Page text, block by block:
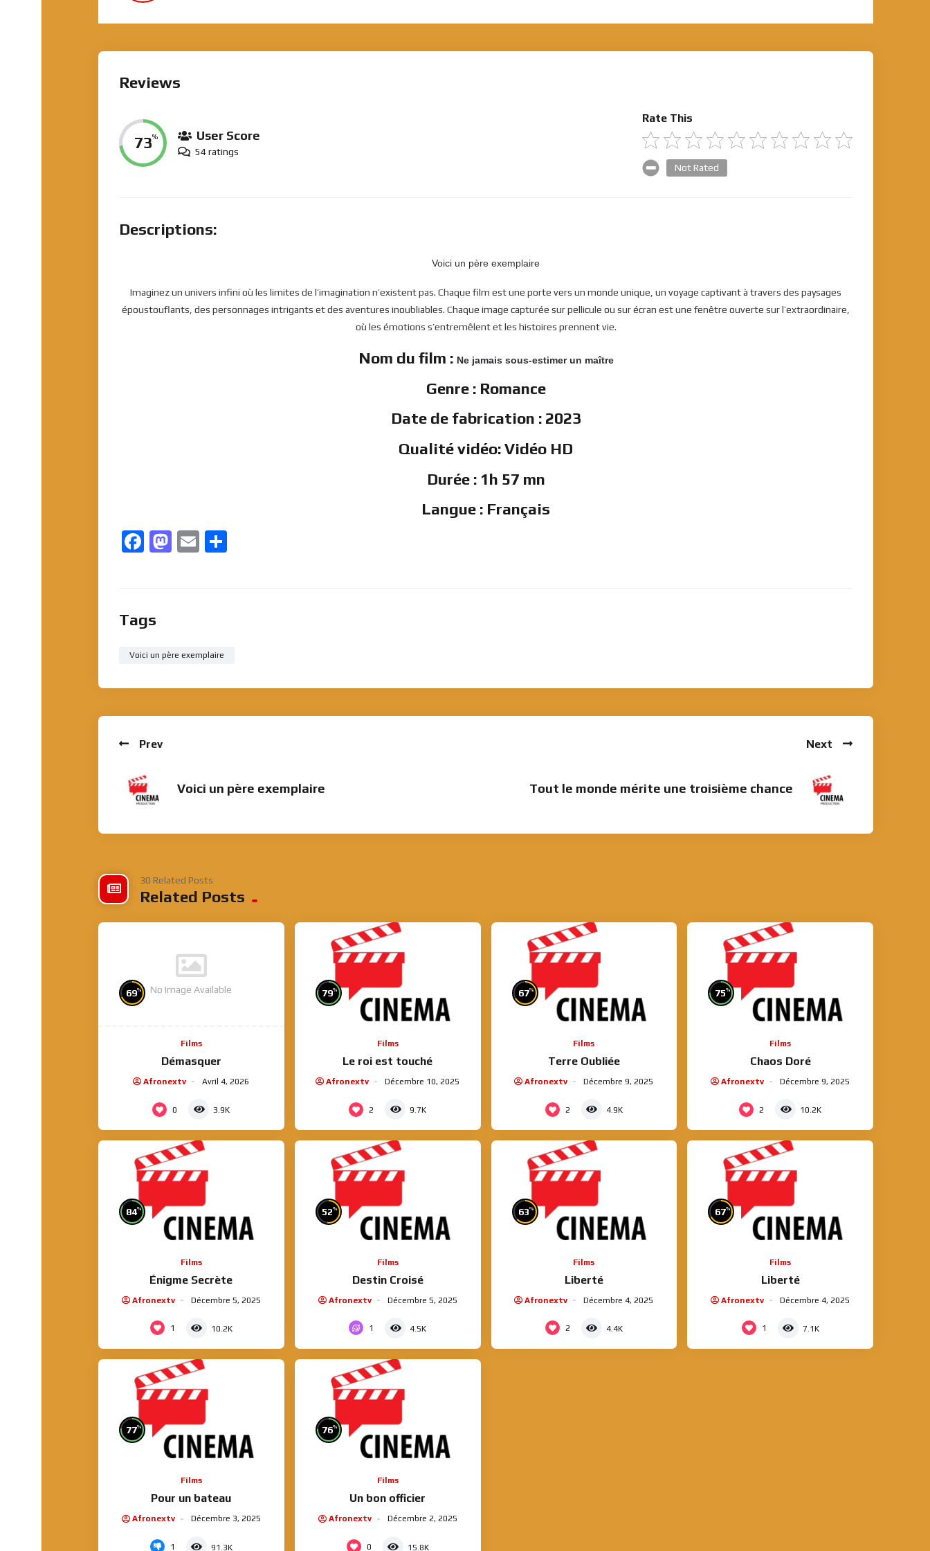
Reviews
73% User Score
54 ratings
Rate This
Not Rated
Descriptions:
Voici un père exemplaire
Imaginez un univers infini où les limites de l’imagination n’existent pas. Chaque film est une porte vers un monde unique, un voyage captivant à travers des paysages
époustouflants, des personnages intrigants et des aventures inoubliables. Chaque image capturée sur pellicule ou sur écran est une fenêtre ouverte sur l’extraordinaire,
où les émotions s’entremêlent et les histoires prennent vie.
Nom du film : Ne jamais sous-estimer un maître
Genre : Romance
Date de fabrication : 2023
Qualité vidéo: Vidéo HD
Durée : 1h 57 mn
Langue : Français
Facebook
Mastodon
Email
Tags
Voici un père exemplaire
Prev
Voici un père exemplaire
Next
Tout le monde mérite une troisième chance
30 Related Posts
Related Posts
No Image Available
69%
Films
Démasquer
Afronextv Avril 4, 2026
0 3.9K
79%
Films
Le roi est touché
Afronextv Décembre 10, 2025
2 9.7K
67%
Films
Terre Oubliée
Afronextv Décembre 9, 2025
2 4.9K
75%
Films
Chaos Doré
Afronextv Décembre 9, 2025
2 10.2K
84%
Films
Énigme Secrète
Afronextv Décembre 5, 2025
1 10.2K
52%
Films
Destin Croisé
Afronextv Décembre 5, 2025
1 4.5K
63%
Films
Liberté
Afronextv Décembre 4, 2025
2 4.4K
67%
Films
Liberté
Afronextv Décembre 4, 2025
1 7.1K
77%
Films
Pour un bateau
Afronextv Décembre 3, 2025
1 91.3K
76%
Films
Un bon officier
Afronextv Décembre 2, 2025
0 15.8K